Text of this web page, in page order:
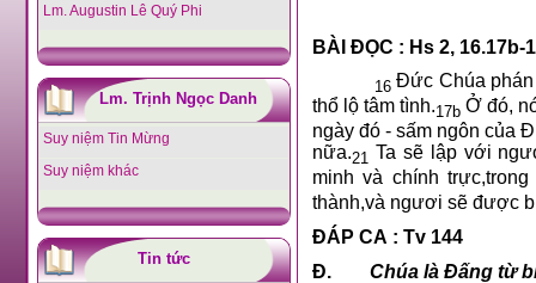
Lm. Augustin Lê Quý Phi
Lm. Trịnh Ngọc Danh
Suy niệm Tin Mừng
Suy niệm khác
Tin tức
BÀI ĐỌC : Hs 2, 16.17b-
16 Đức Chúa phán
thổ lộ tâm tình.17b Ở đó,
ngày đó - sấm ngôn của
nữa.21 Ta sẽ lập với
minh và chính
thành,và ngươi sẽ được
ĐÁP CA : Tv 144
Đ.
Chúa là Đấng từ